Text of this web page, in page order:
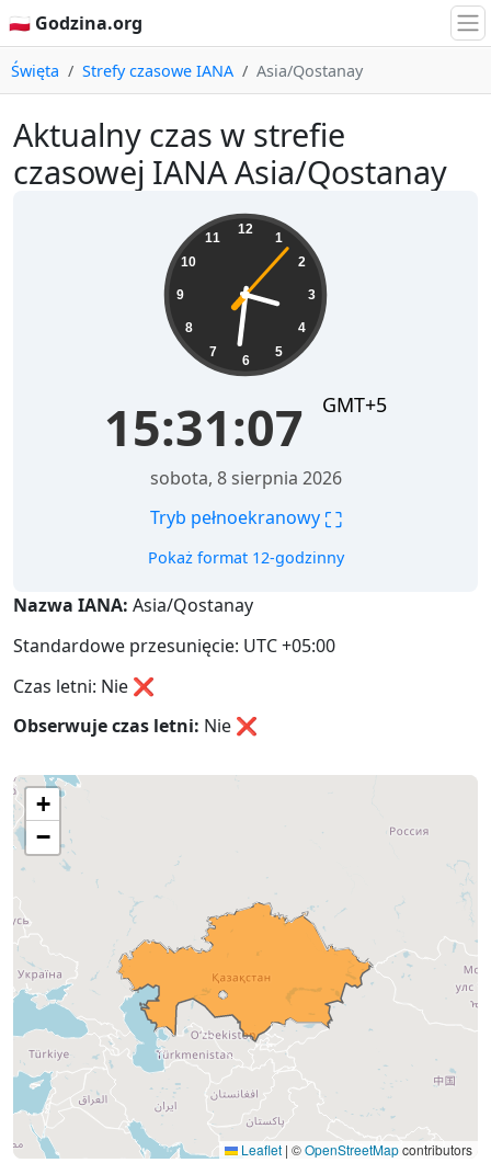
🇵🇱 Godzina.org
Święta Strefy czasowe IANA Asia/Qostanay
Aktualny czas w strefie
czasowej IANA Asia/Qostanay
12
1
2
3
4
5
6
7
8
9
10
11
15:31:08 GMT+5
sobota, 8 sierpnia 2026
Tryb pełnoekranowy ⛶
Pokaż format 12-godzinny
Nazwa IANA: Asia/Qostanay
Standardowe przesunięcie: UTC +05:00
Czas letni: Nie ❌
Obserwuje czas letni: Nie ❌
+
−
Leaflet | ©OpenStreetMapcontributors